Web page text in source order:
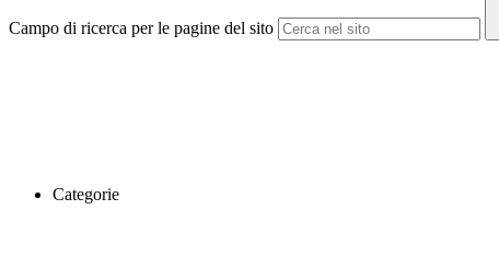
Campo di ricerca per le pagine del sito
Categorie